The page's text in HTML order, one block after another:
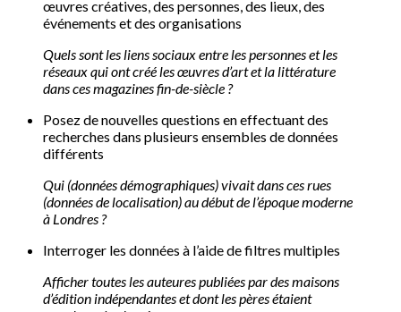
œuvres créatives, des personnes, des lieux, des
événements et des organisations
Quels sont les liens sociaux entre les personnes et les
réseaux qui ont créé les œuvres d’art et la littérature
dans ces magazines fin-de-siècle ?
Posez de nouvelles questions en effectuant des
recherches dans plusieurs ensembles de données
différents
Qui (données démographiques) vivait dans ces rues
(données de localisation) au début de l’époque moderne
à Londres ?
Interroger les données à l’aide de filtres multiples
Afficher toutes les auteures publiées par des maisons
d’édition indépendantes et dont les pères étaient